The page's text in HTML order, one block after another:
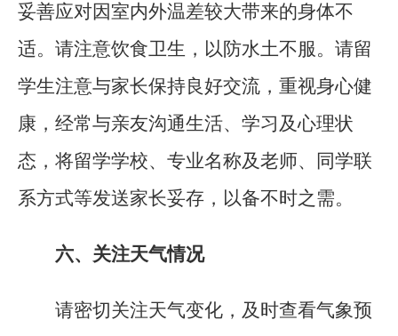
妥善应对因室内外温差较大带来的身体不
适。请注意饮食卫生，以防水土不服。请留
学生注意与家长保持良好交流，重视身心健
康，经常与亲友沟通生活、学习及心理状
态，将留学学校、专业名称及老师、同学联
系方式等发送家长妥存，以备不时之需。
六、关注天气情况
请密切关注天气变化，及时查看气象预